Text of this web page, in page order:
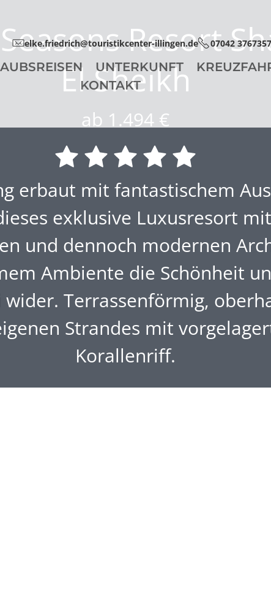
elke.friedrich@touristikcenter-illingen.de 07042 3767357
UNTERKUNFT
KONTAKT
Resort
El Sheikh
ab 1.494 €
erbaut mit fantastischem
exklusive Luxusresort
und dennoch modernen
Ambiente die Schönheit
wider. Terrassenförmig,
Strandes mit
Korallenriff.